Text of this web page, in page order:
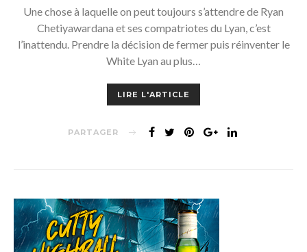
Une chose à laquelle on peut toujours s’attendre de Ryan
Chetiyawardana et ses compatriotes du Lyan, c’est
l’inattendu. Prendre la décision de fermer puis réinventer le
White Lyan au plus…
LIRE L'ARTICLE
PARTAGER